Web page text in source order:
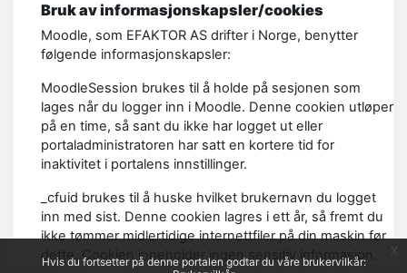
Hvis du fortsetter på denne portalen godtar du våre brukervilkår:
Bruk av informasjonskapsler/cookies
Moodle, som EFAKTOR AS drifter i Norge, benytter
følgende informasjonskapsler:
MoodleSession brukes til å holde på sesjonen som
lages når du logger inn i Moodle. Denne cookien utløper
på en time, så sant du ikke har logget ut eller
portaladministratoren har satt en kortere tid for
inaktivitet i portalens innstillinger.
_cfuid brukes til å huske hvilket brukernavn du logget
inn med sist. Denne cookien lagres i ett år, så fremt du
ikke tømmer midlertidige internettfiler på din maskin før
dette. Cookien inneholder ingen sensitiv informasjon.